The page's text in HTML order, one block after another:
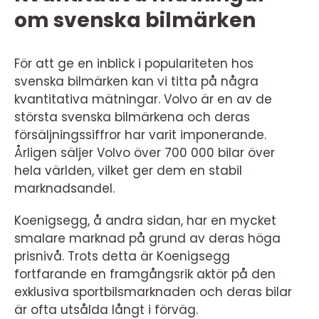
om svenska bilmärken
För att ge en inblick i populariteten hos
svenska bilmärken kan vi titta på några
kvantitativa mätningar. Volvo är en av de
största svenska bilmärkena och deras
försäljningssiffror har varit imponerande.
Årligen säljer Volvo över 700 000 bilar över
hela världen, vilket ger dem en stabil
marknadsandel.
Koenigsegg, å andra sidan, har en mycket
smalare marknad på grund av deras höga
prisnivå. Trots detta är Koenigsegg
fortfarande en framgångsrik aktör på den
exklusiva sportbilsmarknaden och deras bilar
är ofta utsålda långt i förväg.